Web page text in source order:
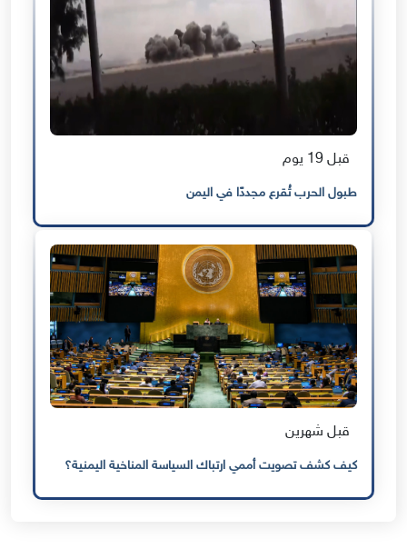
قبل 19 يوم
طبول الحرب تُقرع مجددًا في اليمن
قبل شهرين
كيف كشف تصويت أممي ارتباك السياسة المناخية اليمنية؟